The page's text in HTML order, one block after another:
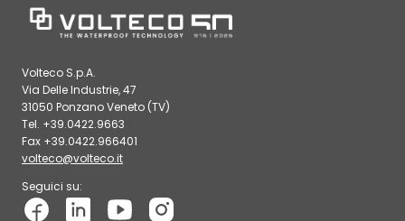
Volteco S.p.A.
Via Delle Industrie, 47
31050 Ponzano Veneto (TV)
Tel. +39.0422.9663
Fax +39.0422.966401
volteco@volteco.it
Seguici su: